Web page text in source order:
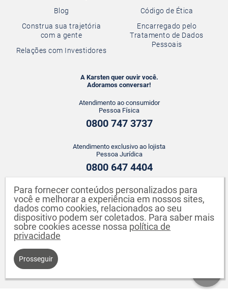
Blog
Construa sua trajetória
com a gente
Relações com Investidores
Código de Ética
Encarregado pelo
Tratamento de Dados
Pessoais
ATENDIMENTO WHATSAPP
+55 43 3142-2149
A Karsten quer ouvir você.
Adoramos conversar!
Atendimento ao consumidor
Pessoa Física
0800 747 3737
Atendimento exclusivo ao lojista
Pessoa Jurídica
0800 647 4404
Karsten S.A. CNPJ: 82.640.558/0001-04. Endereço: Rua Johann Karsten,
Para fornecer conteúdos personalizados para
você e melhorar a experiência em nossos sites,
dados como cookies, relacionados ao seu
dispositivo podem ser coletados. Para saber mais
sobre cookies acesse nossa política de
privacidade
Prosseguir